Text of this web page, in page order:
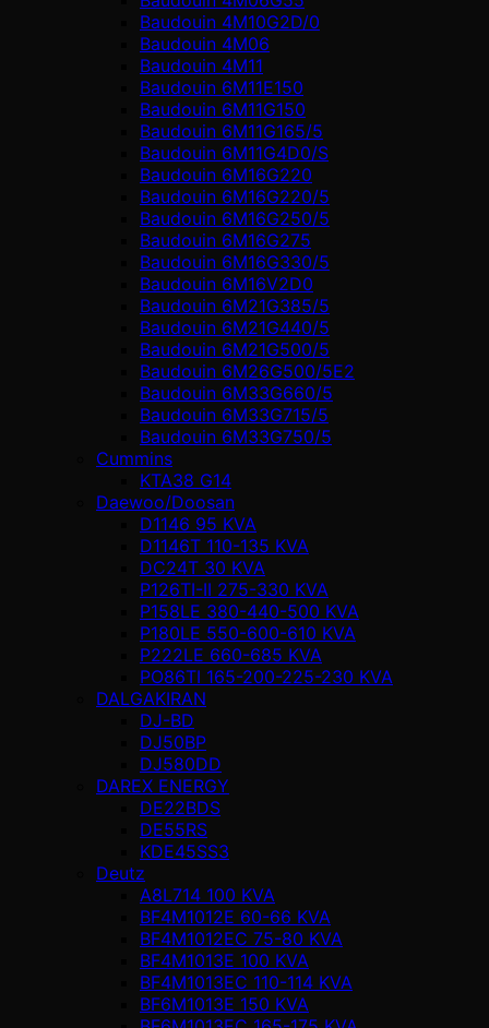
Baudouin 4M10G2D/0
Baudouin 4М06
Baudouin 4М11
Baudouin 6M11E150
Baudouin 6M11G150
Baudouin 6M11G165/5
Baudouin 6M11G4D0/S
Baudouin 6M16G220
Baudouin 6M16G220/5
Baudouin 6M16G250/5
Baudouin 6M16G275
Baudouin 6M16G330/5
Baudouin 6M16V2D0
Baudouin 6M21G385/5
Baudouin 6M21G440/5
Baudouin 6M21G500/5
Baudouin 6M26G500/5E2
Baudouin 6M33G660/5
Baudouin 6M33G715/5
Baudouin 6M33G750/5
Cummins
KTA38 G14
Daewoo/Doosan
D1146 95 KVA
D1146T 110-135 KVA
DC24T 30 KVA
P126TI-II 275-330 KVA
P158LE 380-440-500 KVA
P180LE 550-600-610 KVA
P222LE 660-685 KVA
PO86TI 165-200-225-230 KVA
DALGAKIRAN
DJ-BD
DJ50BP
DJ580DD
DAREX ENERGY
DE22BDS
DE55RS
KDE45SS3
Deutz
A8L714 100 KVA
BF4M1012E 60-66 KVA
BF4M1012EC 75-80 KVA
BF4M1013E 100 KVA
BF4M1013EC 110-114 KVA
BF6M1013E 150 KVA